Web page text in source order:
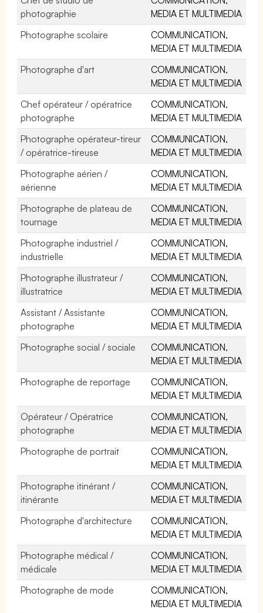
photographie
MEDIA ET MULTIMEDIA
Photographe scolaire
COMMUNICATION,
MEDIA ET MULTIMEDIA
Photographe d'art
COMMUNICATION,
MEDIA ET MULTIMEDIA
Chef opérateur / opératrice
photographe
COMMUNICATION,
MEDIA ET MULTIMEDIA
Photographe opérateur-tireur
/ opératrice-tireuse
COMMUNICATION,
MEDIA ET MULTIMEDIA
Photographe aérien /
aérienne
COMMUNICATION,
MEDIA ET MULTIMEDIA
Photographe de plateau de
tournage
COMMUNICATION,
MEDIA ET MULTIMEDIA
Photographe industriel /
industrielle
COMMUNICATION,
MEDIA ET MULTIMEDIA
Photographe illustrateur /
illustratrice
COMMUNICATION,
MEDIA ET MULTIMEDIA
Assistant / Assistante
photographe
COMMUNICATION,
MEDIA ET MULTIMEDIA
Photographe social / sociale
COMMUNICATION,
MEDIA ET MULTIMEDIA
Photographe de reportage
COMMUNICATION,
MEDIA ET MULTIMEDIA
Opérateur / Opératrice
photographe
COMMUNICATION,
MEDIA ET MULTIMEDIA
Photographe de portrait
COMMUNICATION,
MEDIA ET MULTIMEDIA
Photographe itinérant /
itinérante
COMMUNICATION,
MEDIA ET MULTIMEDIA
Photographe d'architecture
COMMUNICATION,
MEDIA ET MULTIMEDIA
Photographe médical /
médicale
COMMUNICATION,
MEDIA ET MULTIMEDIA
Photographe de mode
COMMUNICATION,
MEDIA ET MULTIMEDIA